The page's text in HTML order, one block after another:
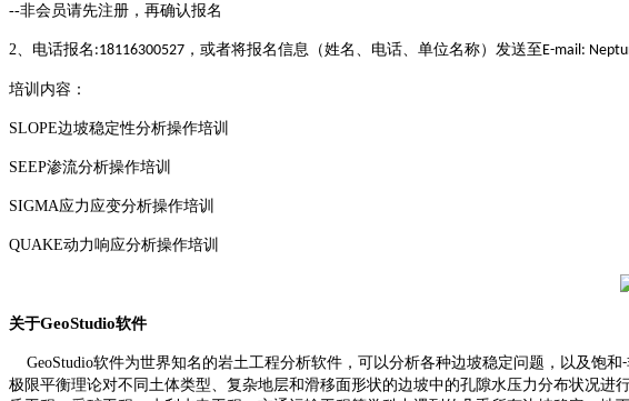
--非会员请先注册，再确认报名
2、电话报名 :18116300527 ，或者将报名信息（姓名、电话、单位名称）发送至E-mail:
培训内容：
SLOPE边坡稳定性分析操作培训
SEEP渗流分析操作培训
SIGMA应力应变分析操作培训
QUAKE动力响应分析操作培训
关于GeoStudio软件
GeoStudio软件为世界知名的岩土工程分析软件，可以分析各种边坡稳定问题，以及饱和-
极限平衡理论对不同土体类型、复杂地层和滑移面形状的边坡中的孔隙水压力分布状况